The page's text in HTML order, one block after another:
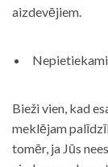
aizdevējiem.
Bieži vien, kad
meklējam
tomēr, ja Jūs